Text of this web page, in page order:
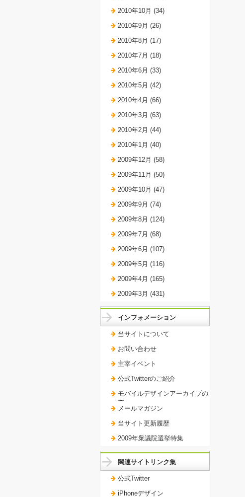
2010年10月 (34)
2010年9月 (26)
2010年8月 (17)
2010年7月 (18)
2010年6月 (33)
2010年5月 (42)
2010年4月 (66)
2010年3月 (63)
2010年2月 (44)
2010年1月 (40)
2009年12月 (58)
2009年11月 (50)
2009年10月 (47)
2009年9月 (74)
2009年8月 (124)
2009年7月 (68)
2009年6月 (107)
2009年5月 (116)
2009年4月 (165)
2009年3月 (431)
インフォメーション
当サイトについて
お問い合わせ
主宰イベント
公式Twitterのご紹介
モバイルデザインアーカイブの
本。
メールマガジン
当サイト更新履歴
2009年衆議院選挙特集
関連サイトリンク集
公式Twitter
iPhoneデザイン